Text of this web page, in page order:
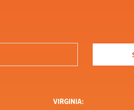
VIRGINIA: